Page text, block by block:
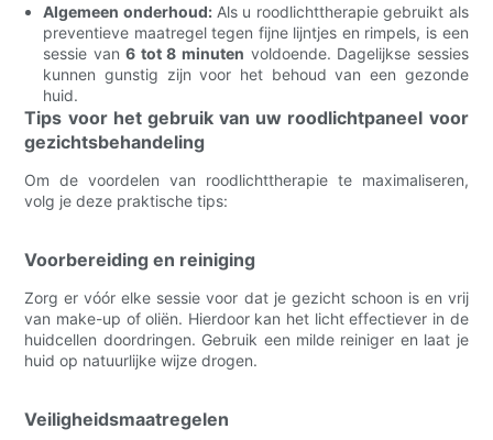
Algemeen onderhoud:Als u roodlichttherapie gebruikt als
preventieve maatregel tegen fijne lijntjes en rimpels, is een
sessie van6 tot 8 minuten voldoende. Dagelijkse sessies
kunnen gunstig zijn voor het behoud van een gezonde
huid.
Tips voor het gebruik van uw roodlichtpaneel voor
gezichtsbehandeling
Om de voordelen van roodlichttherapie te maximaliseren,
volg je deze praktische tips:
Voorbereiding en reiniging
Zorg er vóór elke sessie voor dat je gezicht schoon is en vrij
van make-up of oliën. Hierdoor kan het licht effectiever in de
huidcellen doordringen. Gebruik een milde reiniger en laat je
huid op natuurlijke wijze drogen.
Veiligheidsmaatregelen